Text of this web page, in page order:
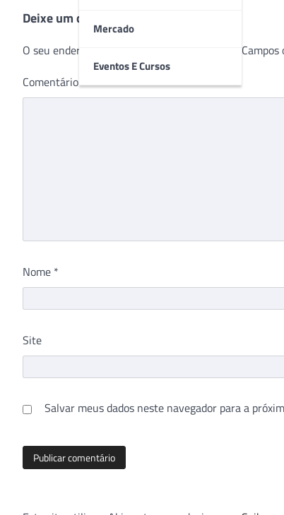
Mercado
Eventos E Cursos
Post
Deixe um comentário
O seu endereço de e-mail não será publicado.
Comentário*
Nome *
Site
Salvar meus dados neste navegador para a